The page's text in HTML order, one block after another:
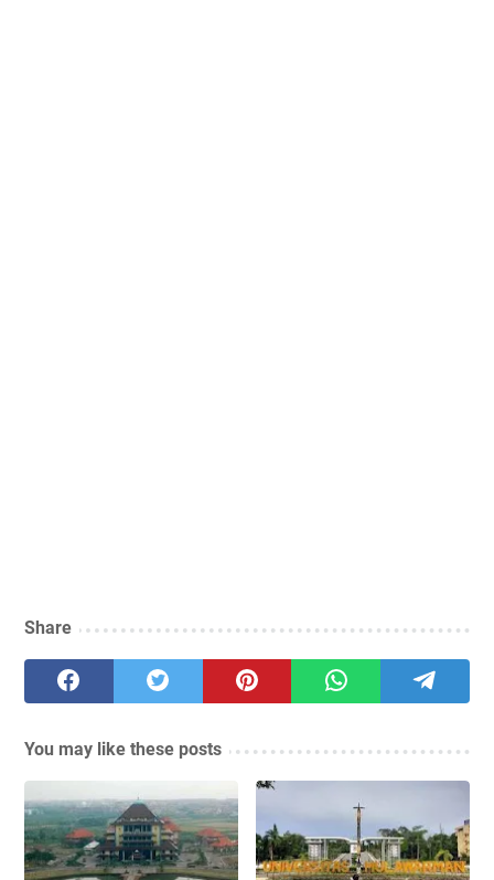
Share
You may like these posts